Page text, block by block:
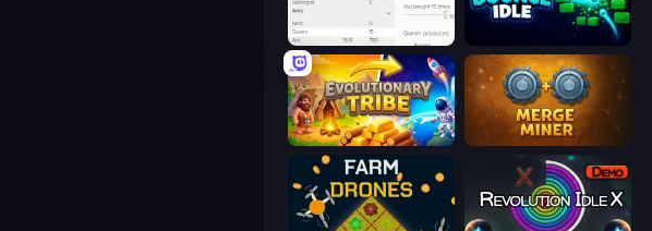
Idle Ants Brick Bounce Idle
Evolutionary Tribe Merge Miner